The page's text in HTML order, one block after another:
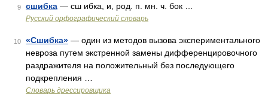
9 сшибка — сш ибка, и, род. п. мн. ч. бок …
Русский орфографический словарь
10 «Сшибка» — один из методов вызова экспериментального
невроза путем экстренной замены дифференцировочного
раздражителя на положительный без последующего
подкрепления …
Словарь дрессировщика